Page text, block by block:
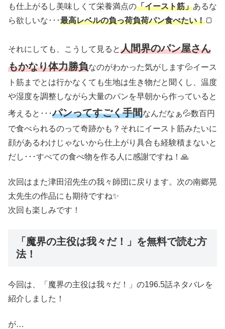
も仕上がるし美味しくて栄養満点の「イースト筋」あるな
ら欲しいな･･･最高レベルの負っ荷負荷パン食べたい！🍞
それにしても、こうして見ると人間界のパン屋さん
もかなり体力勝負なのがわかった気がします💦イース
ト筋までとは行かなくても生地は生き物だと聞くし、温度
や湿度を調整しながら大量のパンを早朝から作っていると
考えると･･･パンってすごく手間なんだなぁ💦数百円
で食べられるのって奇跡かも？それにイースト筋みたいに
顔があるわけじゃないから仕上がり具合も経験積まないと
だし･･･すべての食べ物を作る人に感謝ですね！🙏
次回はまた津田沼先生の我々師団に戻ります。次の南郷晃
太先生の作品にも期待ですね✨
次回も楽しみです！
「魔界の主役は我々だ！」を無料で読む方
法！
今回は、「魔界の主役は我々だ！」の196.5話ネタバレを
紹介しました！
が…